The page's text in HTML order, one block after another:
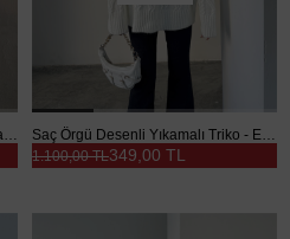
Selanik Triko Yelek Kahverengi - Kahverengi Saç Örgü Desenli Yıkamalı Triko - Ekru
349,00 TL
1.100,00 TL